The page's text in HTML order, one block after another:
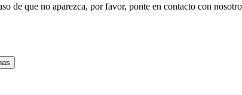
de que no aparezca, por favor, ponte en contacto con